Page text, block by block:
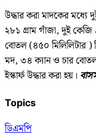
উদ্ধার করা মাদকের
২৮১ গ্রাম গাঁজা, দুই
বোতল (৪৫০ মিলিলিটার )
মদ, ৩৪ ক্যান ও চার
ইস্কার্ফ উদ্ধার করা হয়।
Topics
ডিএমপি